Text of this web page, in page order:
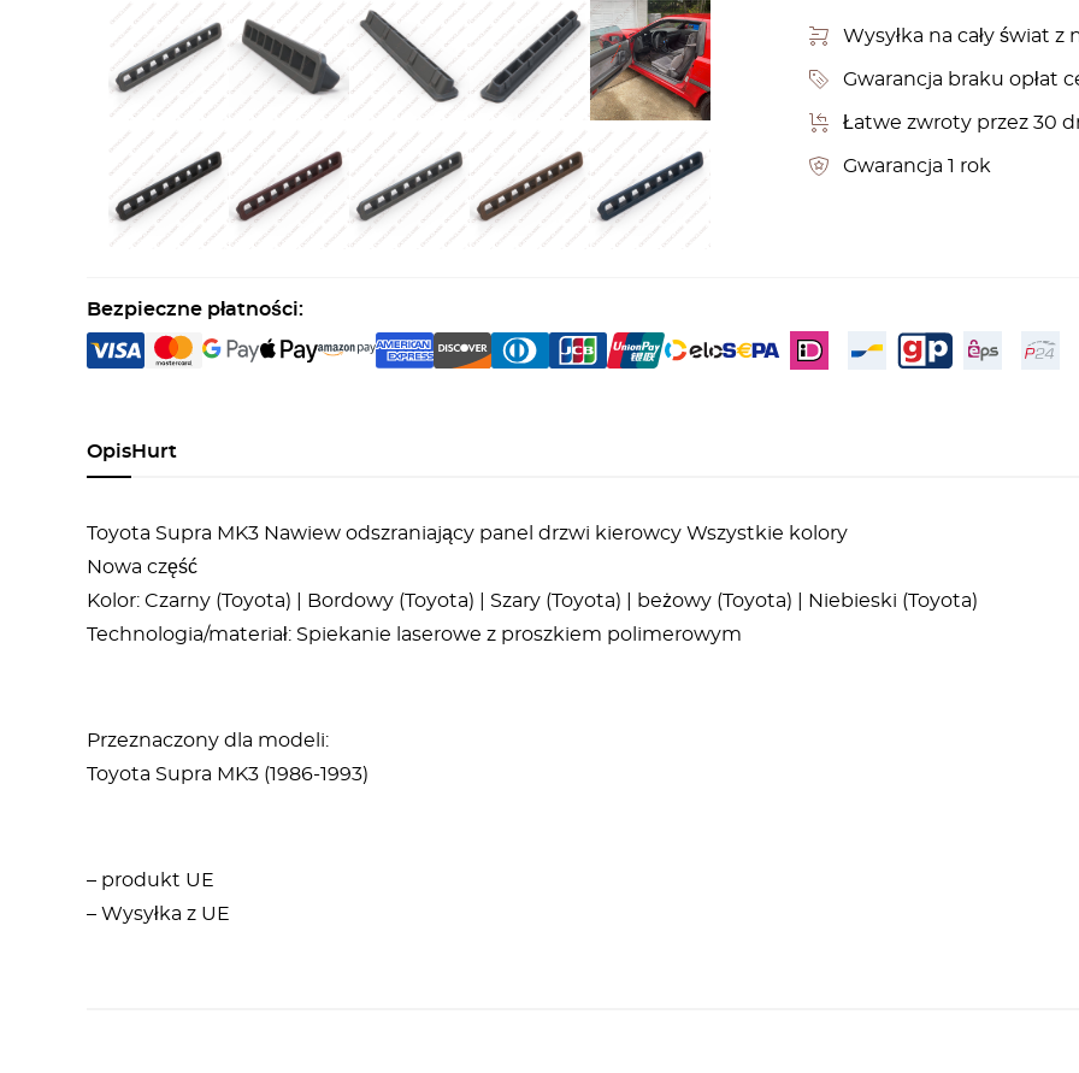
Wysyłka na cały świat
Gwarancja braku opłat
Łatwe zwroty przez 30
Gwarancja 1 rok
Bezpieczne płatności:
OpisHurt
Toyota Supra MK3 Nawiew odszraniający panel drzwi kierowcy Wszystkie kolory
Nowa część
Kolor: Czarny (Toyota) | Bordowy (Toyota) | Szary (Toyota) | beżowy (Toyota) | Niebieski (Toyota)
Technologia/materiał: Spiekanie laserowe z proszkiem polimerowym
Przeznaczony dla modeli:
Toyota Supra MK3 (1986-1993)
– produkt UE
– Wysyłka z UE